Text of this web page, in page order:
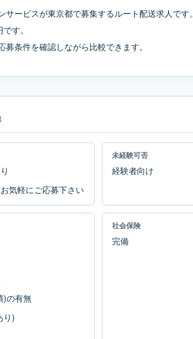
サービスが東京都で募集するルート配送求人です。
す。
募条件を確認しながら比較できます。
気軽にご応募下さい
未経験可否
経験者向け
)の有無
り)
社会保険
完備